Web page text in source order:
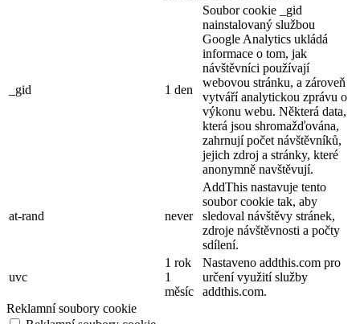
_gid 1 den
Soubor cookie _gid
nainstalovaný službou
Google Analytics ukládá
informace o tom, jak
návštěvníci používají
webovou stránku, a zároveň
vytváří analytickou zprávu o
výkonu webu. Některá data,
která jsou shromažďována,
zahrnují počet návštěvníků,
jejich zdroj a stránky, které
anonymně navštěvují.
at-rand never
AddThis nastavuje tento
soubor cookie tak, aby
sledoval návštěvy stránek,
zdroje návštěvnosti a počty
sdílení.
uvc
1 rok
1
měsíc
Nastaveno addthis.com pro
určení využití služby
addthis.com.
Reklamní soubory cookie